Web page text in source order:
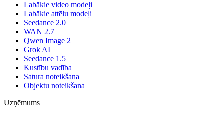
Labākie video modeļi
Labākie attēlu modeļi
Seedance 2.0
WAN 2.7
Qwen Image 2
Grok AI
Seedance 1.5
Kustību vadība
Satura noteikšana
Objektu noteikšana
Uzņēmums